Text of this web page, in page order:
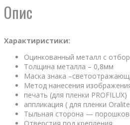
Опис
Характиристики:
Оцинкованный металл с
Толщина металла – 0,8мм
Маска знака
Метод нанесения
печать (для пленки PROFILUX)
аппликация ( для пленки
Тыльная сторона —